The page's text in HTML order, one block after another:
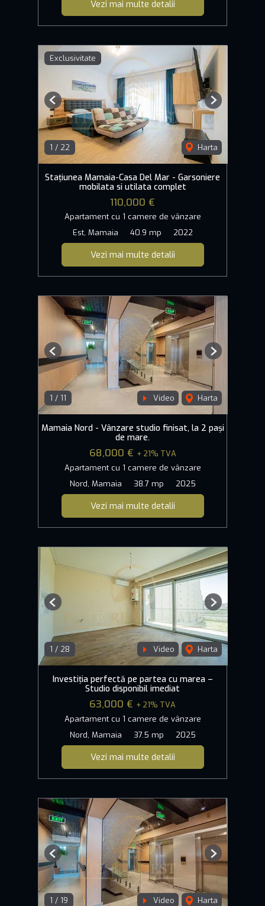
Vezi mai multe detalii
Exclusivitate
1 / 22 Harta
Previous Next
Stațiunea Mamaia-Casa Del Mar - Garsoniere
mobilata si utilata complet
110,000 €
Apartament cu 1 camere de vânzare
Est, Mamaia
40.9 mp 2022
Vezi mai multe detalii
1 / 11 Video Harta
Previous Next
Mamaia Nord - Vânzare studio finisat, la 2 pași
de mare.
68,000 € + 21% TVA
Apartament cu 1 camere de vânzare
Nord, Mamaia
38.7 mp 2025
Vezi mai multe detalii
1 / 28 Video Harta
Previous Next
Investiția perfectă pe partea cu marea –
Studio disponibil imediat
63,000 € + 21% TVA
Apartament cu 1 camere de vânzare
Nord, Mamaia
37.5 mp 2025
Vezi mai multe detalii
1 / 19 Video Harta
Previous Next